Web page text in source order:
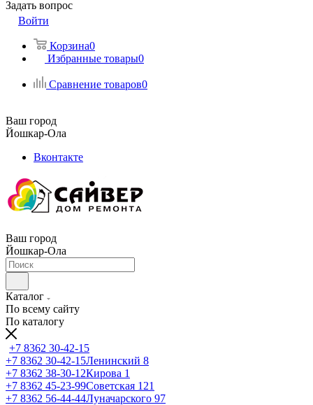
Задать вопрос
Войти
Корзина0
Избранные товары0
Сравнение товаров0
Ваш город
Йошкар-Ола
Вконтакте
Ваш город
Йошкар-Ола
Каталог
По всему сайту
По каталогу
+7 8362 30-42-15
+7 8362 30-42-15Ленинский 8
+7 8362 38-30-12Кирова 1
+7 8362 45-23-99Советская 121
+7 8362 56-44-44Луначарского 97